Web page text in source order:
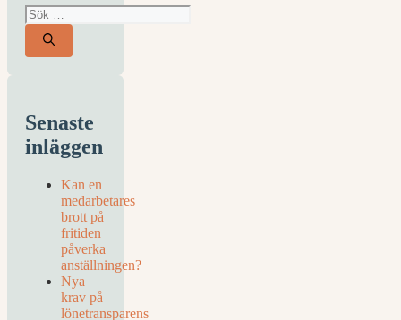
Sök
efter:
Senaste
inläggen
Kan en
medarbetares
brott på
fritiden
påverka
anställningen?
Nya
krav på
lönetransparens